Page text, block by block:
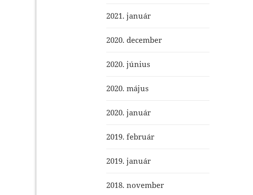
2021. január
2020. december
2020. június
2020. május
2020. január
2019. február
2019. január
2018. november